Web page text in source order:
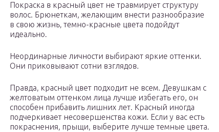
Покраска в красный цвет не травмирует структуру
волос. Брюнеткам, желающим внести разнообразие
в свою жизнь, темно-красные цвета подойдут
идеально.
Неординарные личности выбирают яркие оттенки.
Они приковывают сотни взглядов.
Правда, красный цвет подходит не всем. Девушкам с
желтоватым оттенком лица лучше избегать его, он
способен прибавить лишних лет. Красный иногда
подчеркивает несовершенства кожи. Если у вас есть
покраснения, прыщи, выберите лучше темные цвета.